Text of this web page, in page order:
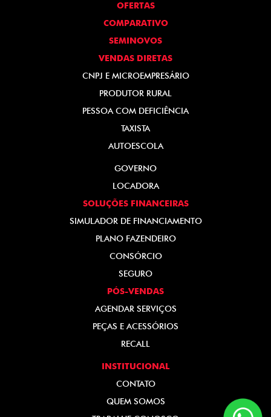
OFERTAS
COMPARATIVO
SEMINOVOS
VENDAS DIRETAS
CNPJ E MICROEMPRESÁRIO
PRODUTOR RURAL
PESSOA COM DEFICIÊNCIA
TAXISTA
AUTOESCOLA
GOVERNO
LOCADORA
SOLUÇÕES FINANCEIRAS
SIMULADOR DE FINANCIAMENTO
PLANO FAZENDEIRO
CONSÓRCIO
SEGURO
PÓS-VENDAS
AGENDAR SERVIÇOS
PEÇAS E ACESSÓRIOS
RECALL
INSTITUCIONAL
CONTATO
QUEM SOMOS